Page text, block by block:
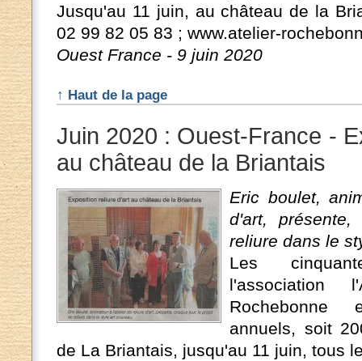
Jusqu'au 11 juin, au château de la
02 99 82 05 83 ; www.atelier-
Ouest France - 9 juin 2020
↑ Haut de la page
Juin 2020 : Ouest-France -
au château de la Briantais
Eric boulet,
d'art,
reliure dans le
Les
Rochebonne
annuels, soit
de La Briantais, jusqu'au 11 juin, tous